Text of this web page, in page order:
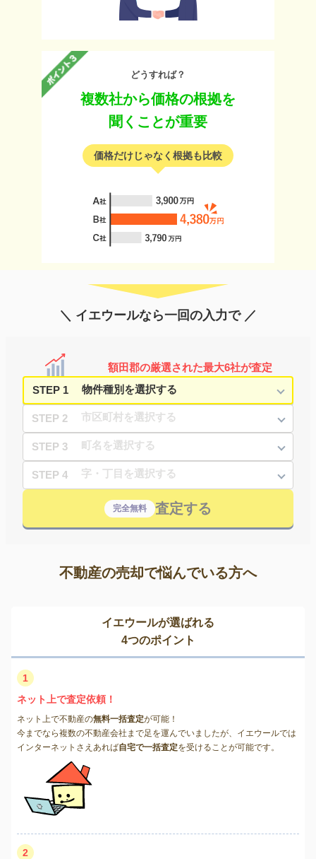
どうすれば？
複数社から価格の根拠を
聞くことが重要
価格だけじゃなく根拠も比較
＼ イエウールなら一回の入力で ／
額田郡の厳選された最大6社が査定
STEP 1
STEP 2
STEP 3
STEP 4
完全無料 査定する
不動産の売却で悩んでいる方へ
イエウールが選ばれる
4つのポイント
1
ネット上で査定依頼！
ネット上で不動産の無料一括査定が可能！
今までなら複数の不動産会社まで足を運んでいましたが、イエウールでは
インターネットさえあれば自宅で一括査定を受けることが可能です。
2